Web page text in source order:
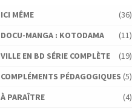
ICI MÊME
(36)
DOCU-MANGA : KOTODAMA
(11)
VILLE EN BD SÉRIE COMPLÈTE
(19)
COMPLÉMENTS PÉDAGOGIQUES (5)
À PARAÎTRE
(4)